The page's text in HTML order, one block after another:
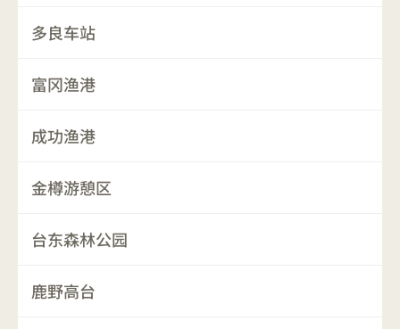
多良车站
富冈渔港
成功渔港
金樽游憩区
台东森林公园
鹿野高台